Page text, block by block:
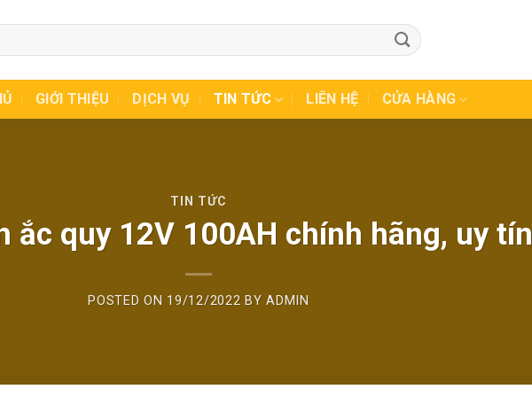
GIỚI THIỆU DỊCH VỤ TIN TỨC LIÊN HỆ CỬA HÀNG
TIN TỨC
ắc quy 12V 100AH chính hãng, uy tín
POSTED ON 19/12/2022 BYADMIN